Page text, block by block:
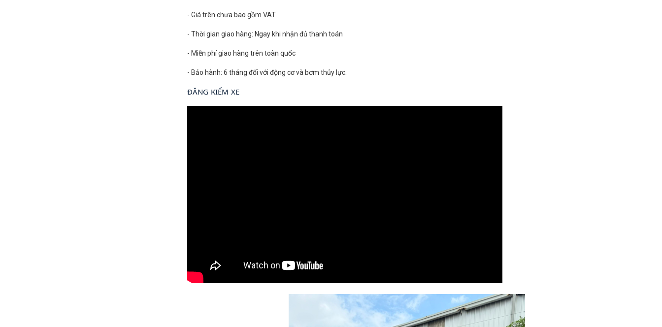
- Giá trên chưa bao gồm VAT
- Thời gian giao hàng: Ngay khi nhận đủ thanh toán
- Miễn phí giao hàng trên toàn quốc
- Bảo hành: 6 tháng đối với động cơ và bơm thủy lực.
ĐĂNG KIỂM XE